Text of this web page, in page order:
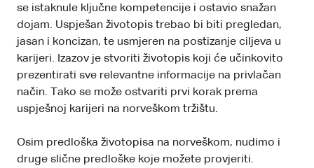
se istaknule ključne kompetencije i ostavio snažan
dojam. Uspješan životopis trebao bi biti pregledan,
jasan i koncizan, te usmjeren na postizanje ciljeva u
karijeri. Izazov je stvoriti životopis koji će učinkovito
prezentirati sve relevantne informacije na privlačan
način. Tako se može ostvariti prvi korak prema
uspješnoj karijeri na norveškom tržištu.
Osim predloška životopisa na norveškom, nudimo i
druge slične predloške koje možete provjeriti.